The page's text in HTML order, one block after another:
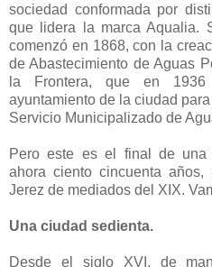
sociedad conformada por
que lidera la marca Aqualia.
comenzó en 1868, con la
de Abastecimiento de Aguas
la Frontera, que en
ayuntamiento de la ciudad
Servicio Municipalizado de
Pero este es el final de una
ahora ciento cincuenta
Jerez de mediados del XIX.
Una ciudad sedienta.
Desde el siglo XVI, de